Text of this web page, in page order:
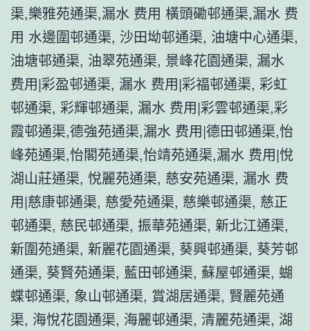
渠,樂雅苑通渠,漏水 费用 橫頭磡邨通渠,漏水 费
用 水邊圍邨通渠, 沙田坳邨通渠, 油塘中心通渠,
油塘邨通渠, 油翠苑通渠, 景峰花園通渠, 漏水
费用|彩盈邨通渠, 漏水 费用|彩福邨通渠, 彩虹
邨通渠, 彩輝邨通渠, 漏水 费用|彩雲邨通渠,彩
霞邨通渠,德強苑通渠,漏水 费用|德田邨通渠,怡
峰苑通渠,怡閣苑通渠,怡靖苑通渠,漏水 费用|悅
湖山莊通渠, 悅麗苑通渠, 慈安苑通渠, 漏水 费
用|慈康邨通渠, 慈愛苑通渠, 慈樂邨通渠, 慈正
邨通渠, 慈民邨通渠, 振華苑通渠, 新北江通渠,
新圍苑通渠, 新麗花園通渠, 葵興邨通渠, 葵芳邨
通渠, 葵賢苑通渠, 藍田邨通渠, 蘇屋邨通渠, 蝴
蝶邨通渠, 象山邨通渠, 賞湖居通渠, 賢麗苑通
渠, 海悅花園通渠, 海麗邨通渠, 清麗苑通渠, 湖